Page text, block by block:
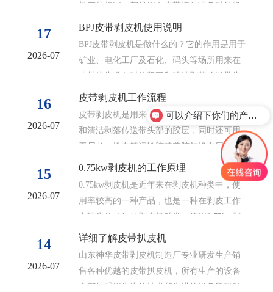
机产品相同，都是用在皮带接头准备时的紧
固和清洁剥落传送带头部的胶层的一种机械...
17
2026-07
BPJ皮带剥皮机使用说明
BPJ皮带剥皮机是做什么的？它的作用是用于
矿业、电化工厂及石化、码头等场所用来在
皮带接头准备时的紧固和清洁剥落输送带头
部的胶层的设备,它适用于650-2...
16
2026-07
皮带剥皮机工作流程
皮带剥皮机是用来在皮带接头准备时的紧固
和清洁剥落传送带头部的胶层，同时还可用
于尼龙、帆布等运输胶带盖胶与帆布层的分
离，具有牵引力强，撕剥面大、速度快等特...
15
2026-07
0.75kw剥皮机的工作原理
0.75kw剥皮机是近年来在剥皮机种类中，使
用率较高的一种产品，也是一种在剥皮工作
中较为常见到的剥皮机种类，使用0.75kw剥
皮机进行清理剥落输送带胶层...
14
2026-07
详细了解皮带扒皮机
山东神华皮带剥皮机制造厂专业研发生产销
售各种优越的皮带扒皮机，所有生产的设备
全都是采用先进的技术和先进的设备所研发
可以介绍下你们的产品么？